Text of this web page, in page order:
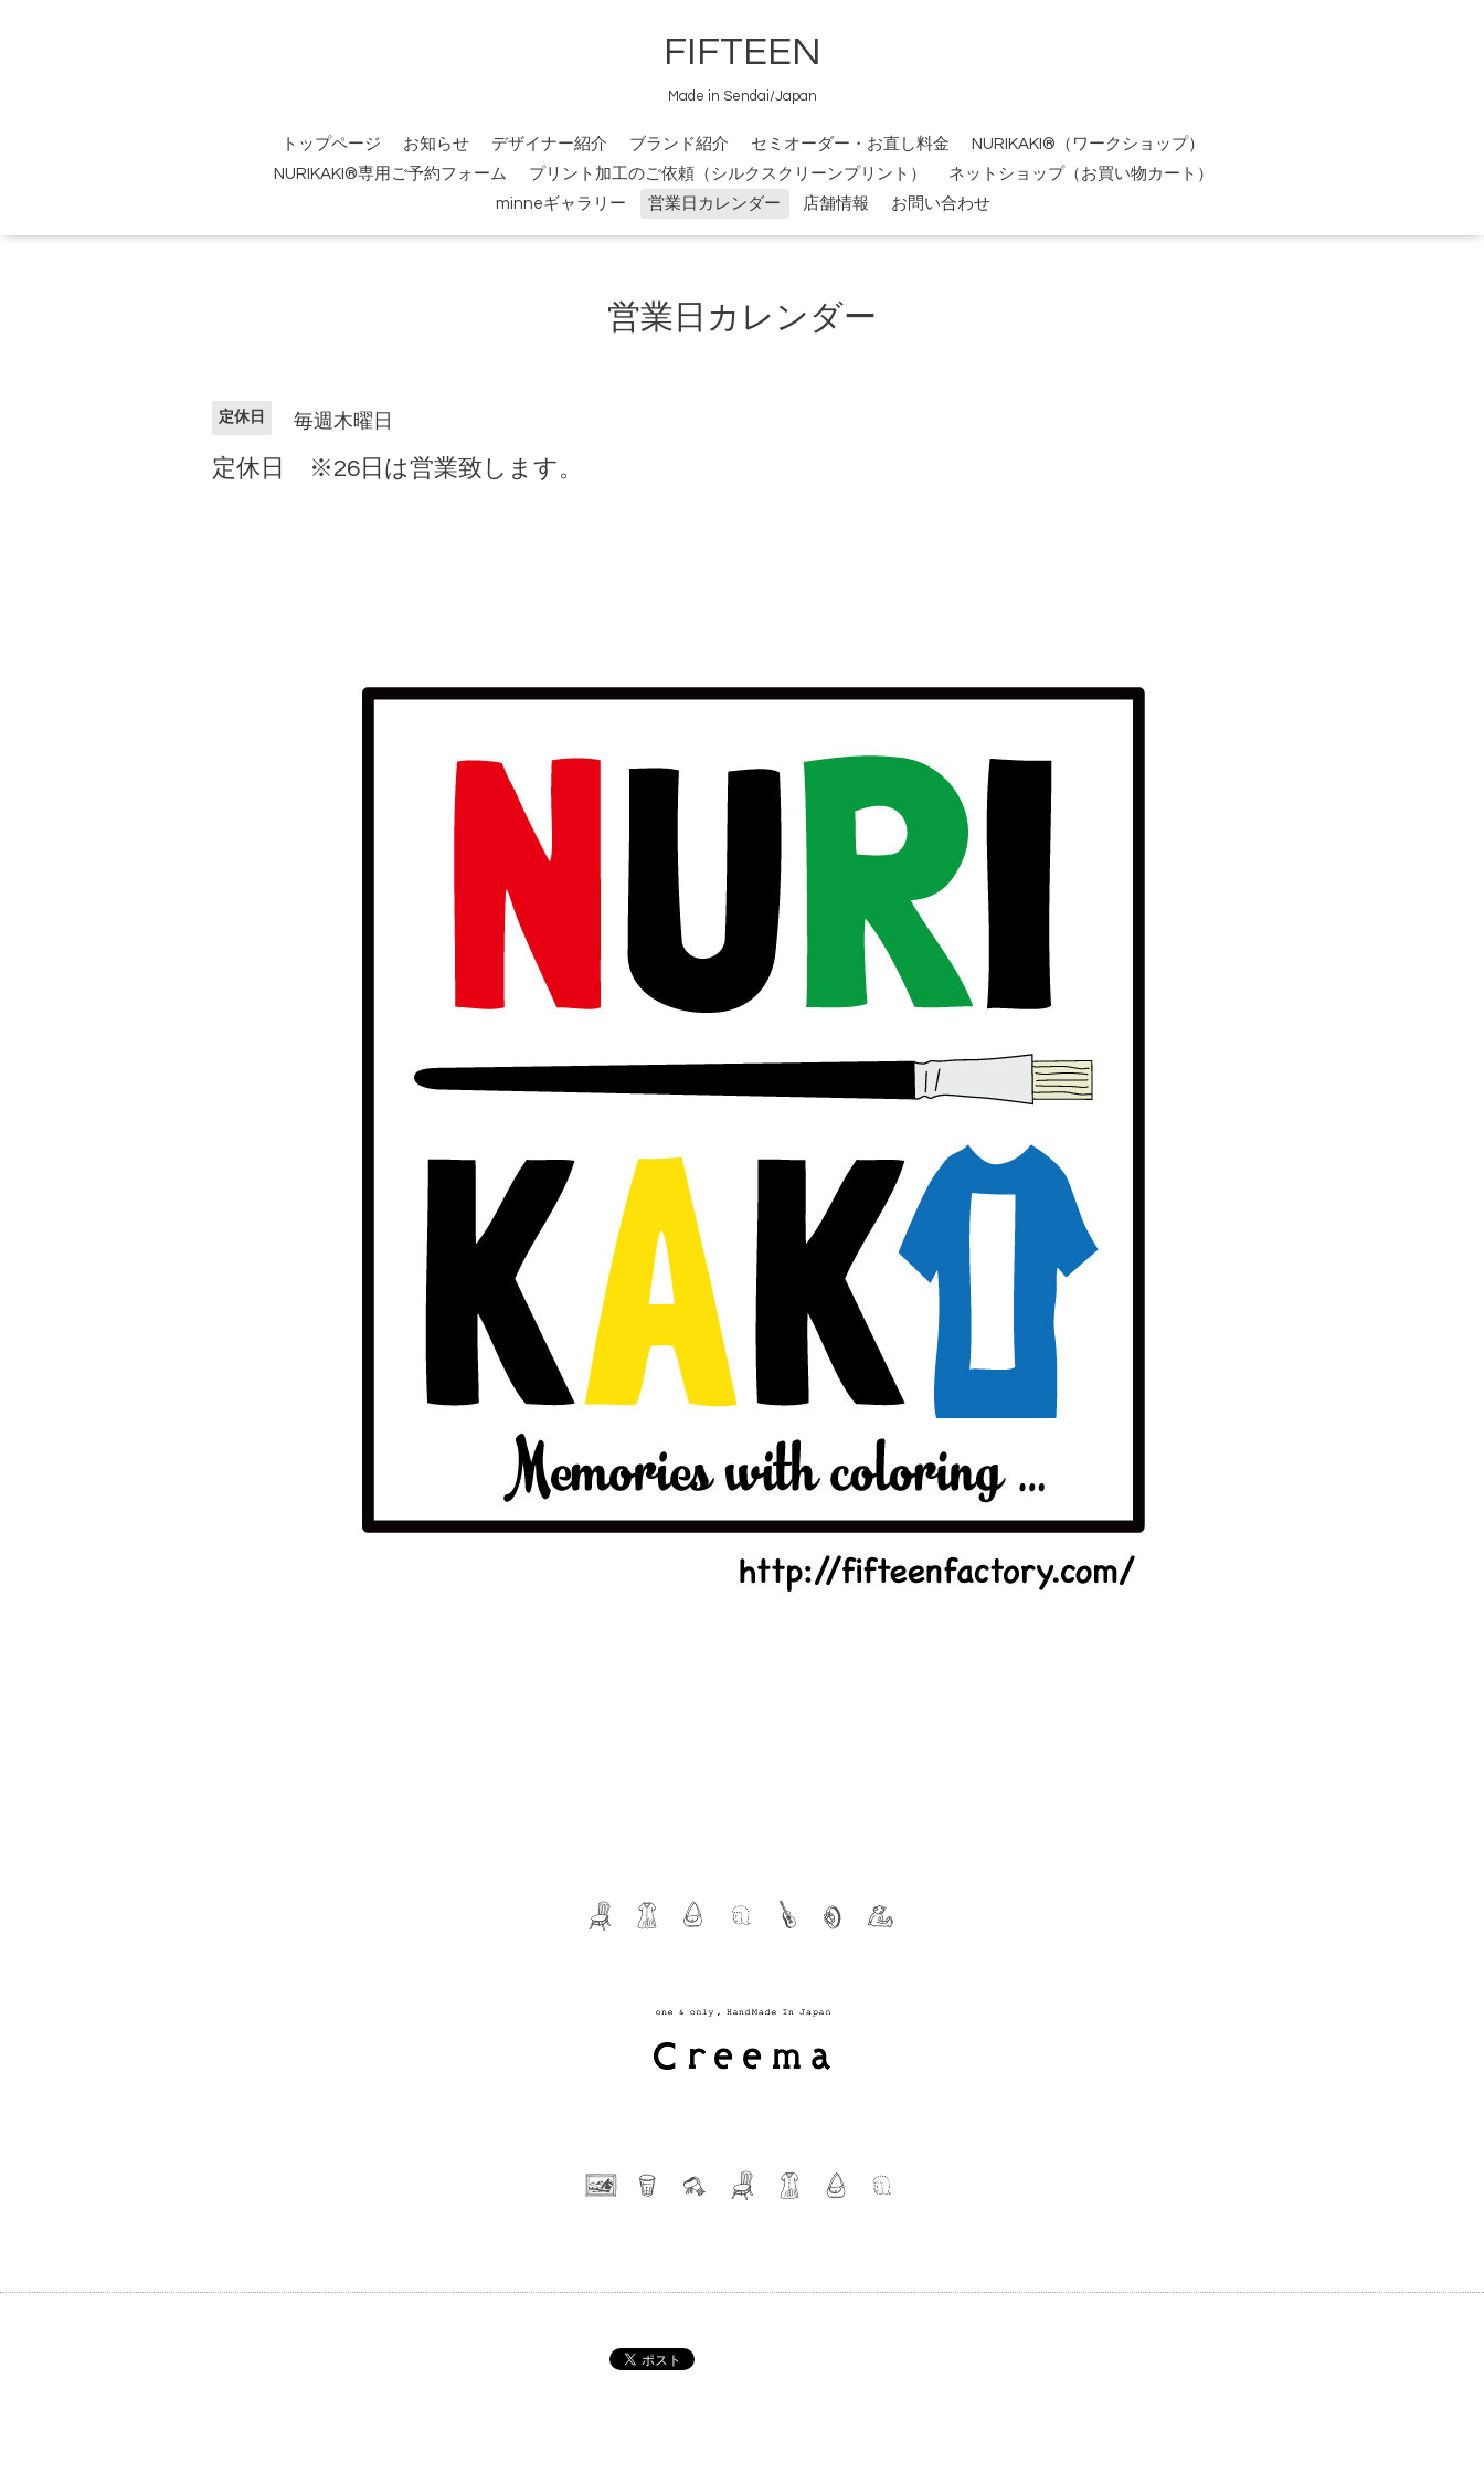
FIFTEEN
Made in Sendai/Japan
トップページ お知らせ デザイナー紹介 ブランド紹介 セミオーダー・お直し料金
NURIKAKI®（ワークショップ）
NURIKAKI®専用ご予約フォーム
プリント加工のご依頼（シルクスクリーンプリント）
ネットショップ（お買い物カート）
minneギャラリー
営業日カレンダー 店舗情報 お問い合わせ
営業日カレンダー
定休日 毎週木曜日
定休日 ※26日は営業致します。